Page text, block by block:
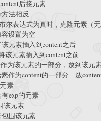
后接元素
法相反
表达式为真时，克隆元素（无
设置为空
元素插入到content之后
该元素插入到content之前
为该元素的一部分，放到该元
作为content的一部分，放
素
exp的元素
该元素
包围该元素